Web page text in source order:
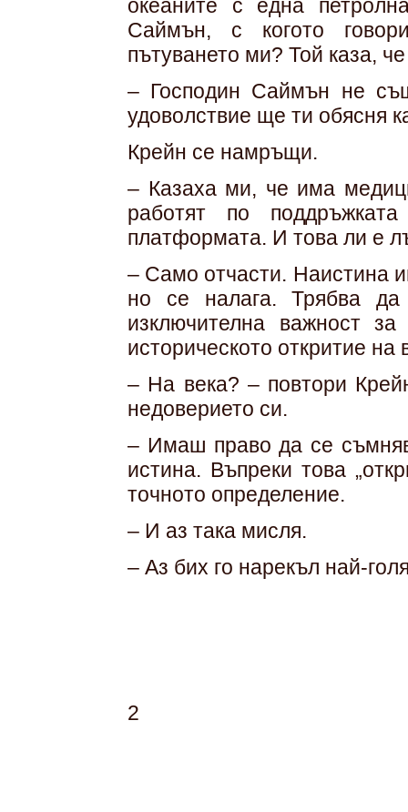
океаните с една
Саймън, с когото
пътуването ми? Той каза,
– Господин Саймън не
удоволствие ще ти обясня
Крейн се намръщи.
– Казаха ми, че има
работят по
платформата. И това ли е
– Само отчасти. Наистина
но се налага. Трябва
изключителна важност
историческото откритие на
– На века? – повтори
недоверието си.
– Имаш право да се
истина. Въпреки това
точното определение.
– И аз така мисля.
– Аз бих го нарекъл най-
2